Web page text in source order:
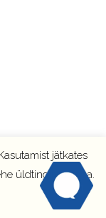
jätkates
üldtingimustega.